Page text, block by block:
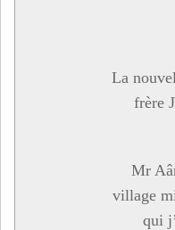
La
frère
Mr
village
qui